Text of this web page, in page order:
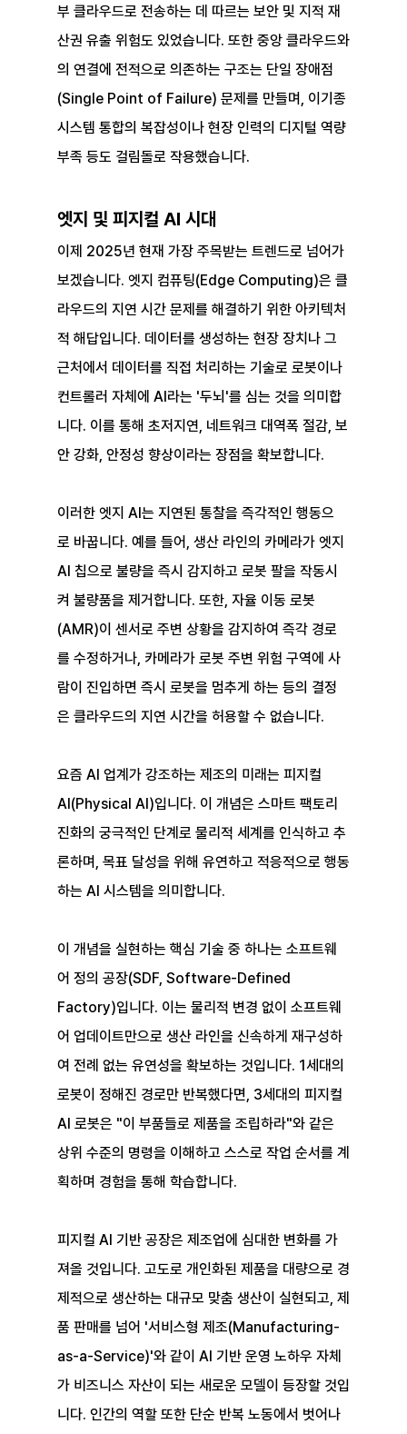
부 클라우드로 전송하는 데 따르는 보안 및 지적 재
산권 유출 위험도 있었습니다. 또한 중앙 클라우드와
의 연결에 전적으로 의존하는 구조는 단일 장애점
(Single Point of Failure) 문제를 만들며, 이기종
시스템 통합의 복잡성이나 현장 인력의 디지털 역량
부족 등도 걸림돌로 작용했습니다.
엣지 및 피지컬 AI 시대
이제 2025년 현재 가장 주목받는 트렌드로 넘어가
보겠습니다. 엣지 컴퓨팅(Edge Computing)은 클
라우드의 지연 시간 문제를 해결하기 위한 아키텍처
적 해답입니다. 데이터를 생성하는 현장 장치나 그
근처에서 데이터를 직접 처리하는 기술로 로봇이나
컨트롤러 자체에 AI라는 '두뇌'를 심는 것을 의미합
니다. 이를 통해 초저지연, 네트워크 대역폭 절감, 보
안 강화, 안정성 향상이라는 장점을 확보합니다.
이러한 엣지 AI는 지연된 통찰을 즉각적인 행동으
로 바꿉니다. 예를 들어, 생산 라인의 카메라가 엣지
AI 칩으로 불량을 즉시 감지하고 로봇 팔을 작동시
켜 불량품을 제거합니다. 또한, 자율 이동 로봇
(AMR)이 센서로 주변 상황을 감지하여 즉각 경로
를 수정하거나, 카메라가 로봇 주변 위험 구역에 사
람이 진입하면 즉시 로봇을 멈추게 하는 등의 결정
은 클라우드의 지연 시간을 허용할 수 없습니다.
요즘 AI 업계가 강조하는 제조의 미래는 피지컬
AI(Physical AI)입니다. 이 개념은 스마트 팩토리
진화의 궁극적인 단계로 물리적 세계를 인식하고 추
론하며, 목표 달성을 위해 유연하고 적응적으로 행동
하는 AI 시스템을 의미합니다.
이 개념을 실현하는 핵심 기술 중 하나는 소프트웨
어 정의 공장(SDF, Software-Defined
Factory)입니다. 이는 물리적 변경 없이 소프트웨
어 업데이트만으로 생산 라인을 신속하게 재구성하
여 전례 없는 유연성을 확보하는 것입니다. 1세대의
로봇이 정해진 경로만 반복했다면, 3세대의 피지컬
AI 로봇은 "이 부품들로 제품을 조립하라"와 같은
상위 수준의 명령을 이해하고 스스로 작업 순서를 계
획하며 경험을 통해 학습합니다.
피지컬 AI 기반 공장은 제조업에 심대한 변화를 가
져올 것입니다. 고도로 개인화된 제품을 대량으로 경
제적으로 생산하는 대규모 맞춤 생산이 실현되고, 제
품 판매를 넘어 '서비스형 제조(Manufacturing-
as-a-Service)'와 같이 AI 기반 운영 노하우 자체
가 비즈니스 자산이 되는 새로운 모델이 등장할 것입
니다. 인간의 역할 또한 단순 반복 노동에서 벗어나